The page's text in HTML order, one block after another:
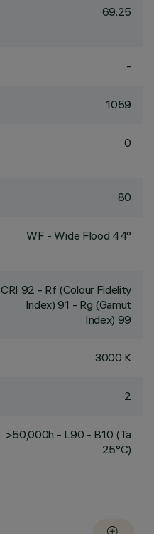
69.25
-
1059
0
80
WF - Wide Flood 44°
CRI 92 - Rf (Colour Fidelity
Index) 91 - Rg (Gamut
Index) 99
3000 K
2
>50,000h - L90 - B10 (Ta
25°C)